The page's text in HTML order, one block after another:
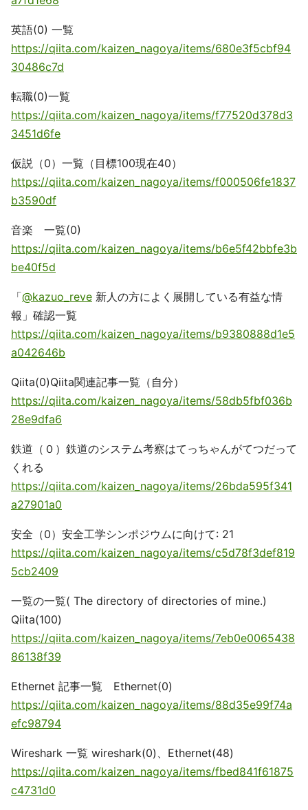
英語(0) 一覧
https://qiita.com/kaizen_nagoya/items/680e3f5cbf94
30486c7d
転職(0)一覧
https://qiita.com/kaizen_nagoya/items/f77520d378d3
3451d6fe
仮説（0）一覧（目標100現在40）
https://qiita.com/kaizen_nagoya/items/f000506fe1837
b3590df
音楽 一覧(0)
https://qiita.com/kaizen_nagoya/items/b6e5f42bbfe3b
be40f5d
「@kazuo_reve 新人の方によく展開している有益な情
報」確認一覧
https://qiita.com/kaizen_nagoya/items/b9380888d1e5
a042646b
Qiita(0)Qiita関連記事一覧（自分）
https://qiita.com/kaizen_nagoya/items/58db5fbf036b
28e9dfa6
鉄道（０）鉄道のシステム考察はてっちゃんがてつだって
くれる
https://qiita.com/kaizen_nagoya/items/26bda595f341
a27901a0
安全（0）安全工学シンポジウムに向けて: 21
https://qiita.com/kaizen_nagoya/items/c5d78f3def819
5cb2409
一覧の一覧( The directory of directories of mine.)
Qiita(100)
https://qiita.com/kaizen_nagoya/items/7eb0e0065438
86138f39
Ethernet 記事一覧 Ethernet(0)
https://qiita.com/kaizen_nagoya/items/88d35e99f74a
efc98794
Wireshark 一覧 wireshark(0)、Ethernet(48)
https://qiita.com/kaizen_nagoya/items/fbed841f61875
c4731d0